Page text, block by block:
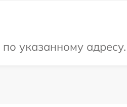
указанному адресу.